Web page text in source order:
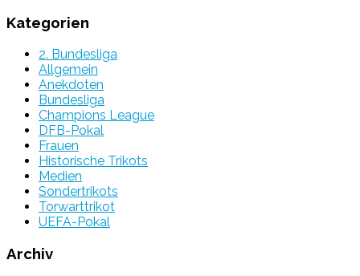
Kategorien
2. Bundesliga
Allgemein
Anekdoten
Bundesliga
Champions League
DFB-Pokal
Frauen
Historische Trikots
Medien
Sondertrikots
Torwarttrikot
UEFA-Pokal
Archiv